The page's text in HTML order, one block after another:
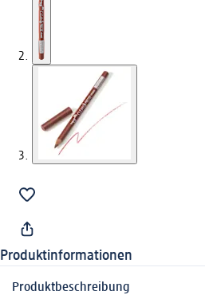
Produktinformationen
Produktbeschreibung